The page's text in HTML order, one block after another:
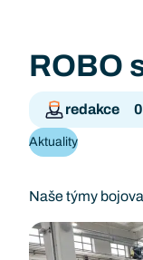
ROBO
redakce
Aktuality
Naše týmy